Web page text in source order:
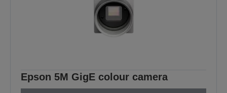
Epson 5M GigE colour camera